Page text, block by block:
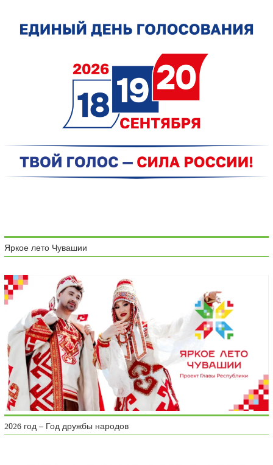
Яркое лето Чувашии
2026 год – Год дружбы народов